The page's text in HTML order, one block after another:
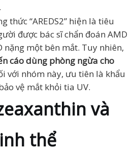
thức “AREDS2” hiện là tiêu
được bác sĩ chẩn đoán AMD
nặng một bên mắt. Tuy nhiên,
cáo dùng phòng ngừa cho
với nhóm này, ưu tiên là khẩu
vệ mắt khỏi tia UV.
và
thể